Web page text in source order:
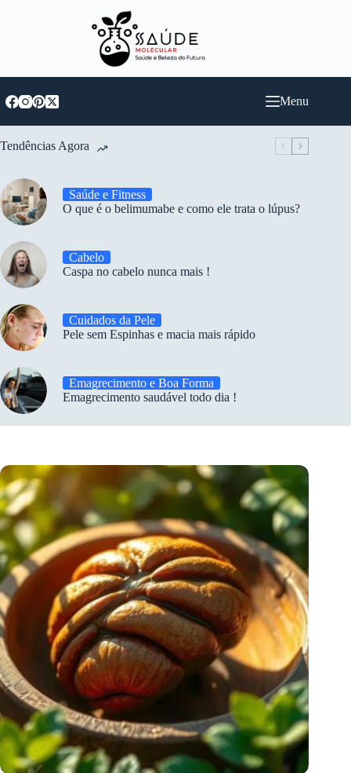
Menu
Tendências Agora
Saúde e Fitness
O que é o belimumabe e como ele trata o lúpus?
Cabelo
Caspa no cabelo nunca mais !
Cuidados da Pele
Pele sem Espinhas e macia mais rápido
Emagrecimento e Boa Forma
Emagrecimento saudável todo dia !